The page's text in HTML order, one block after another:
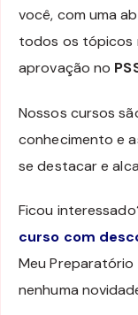
você, com uma
todos os tópicos
aprovação no
Nossos cursos
conhecimento e
se destacar e
Ficou
curso com
Meu
nenhuma